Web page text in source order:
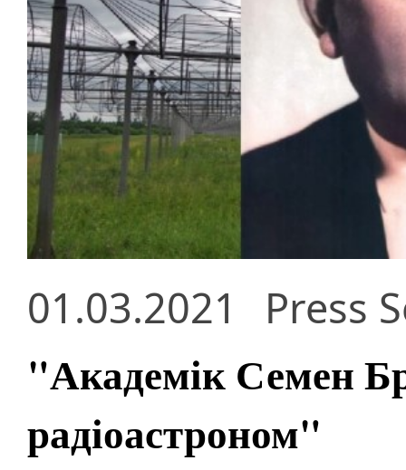
01.03.2021 Press
"Академік Семен
радіоастроном"